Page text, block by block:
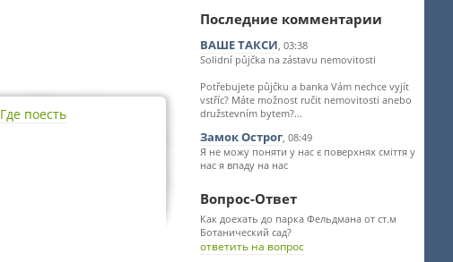
Где поесть
Последние комментарии
ВАШЕ ТАКСИ, 03:38
Solidní půjčka na zástavu nemovitosti
Potřebujete půjčku a banka Vám nechce vyjít
vstříc? Máte možnost ručit nemovitosti anebo
družstevním bytem?...
Замок Острог, 08:49
Я не можу поняти у нас є поверхнях сміття у
нас я впаду на нас
Вопрос-Ответ
Как доехать до парка Фельдмана от ст.м
Ботанический сад?
ответить на вопрос